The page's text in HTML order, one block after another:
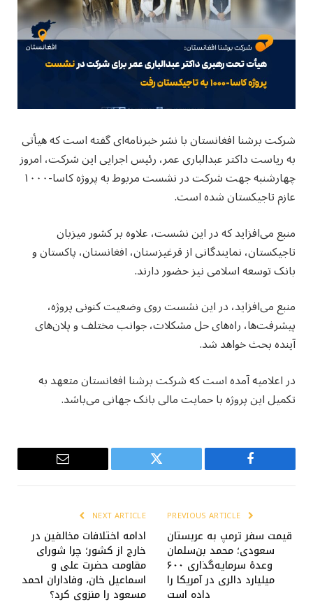
شرکت برشنا افغانستان با نشر خبرنامه‌ای گفته است که هیأتی
به ریاست داکتر عبدالباری عمر، رئیس اجرایی این شرکت، امروز
چهارشنبه جهت شرکت در نشست مربوط به پروژه کاسا-۱۰۰۰
عازم تاجیکستان شده است.
منبع می‌افزاید که در این نشست، علاوه بر کشور میزبان
تاجیکستان، نمایندگانی از قرغیزستان، افغانستان، پاکستان و
بانک توسعه اسلامی نیز حضور دارند.
منبع می‌افزاید، در این نشست روی وضعیت کنونی پروژه،
پیشرفت‌ها، راه‌های حل مشکلات، جوانب مختلف و پلان‌های
آینده بحث خواهد شد.
در اعلامیه آمده است که شرکت برشنا افغانستان متعهد به
تکمیل این پروژه با حمایت مالی بانک جهانی می‌باشد.
Facebook
Twitter
Email
قیمت سفر ترمپ به عربستان
سعودی؛ محمد بن‌سلمان
وعدهٔ سرمایه‌گذاری ۶۰۰
میلیارد دالری در آمریکا را
داده است
NEXT ARTICLE
ادامه اختلافات مخالفین در
خارج از کشور؛ چرا شورای
مقاومت حضرت علی و
اسماعیل خان، وفاداران احمد
مسعود را منزوی کرد؟